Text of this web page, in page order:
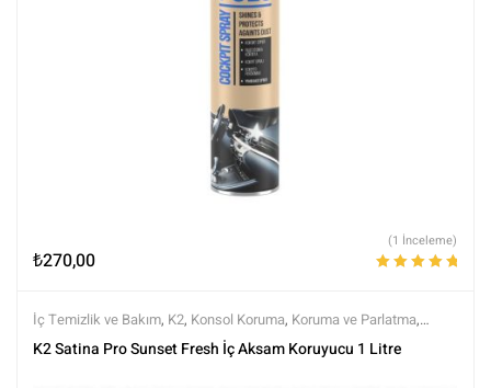
₺270,00
(1 İnceleme)
İç Temizlik ve Bakım, K2, Konsol Koruma, Koruma ve Parlatma,
Markalar,Tüm Ürünler,Tüm Ürünler,Yarı Mat (Doğal Görünüm)
K2 Satina Pro Sunset Fresh İç Aksam Koruyucu 1 Litre